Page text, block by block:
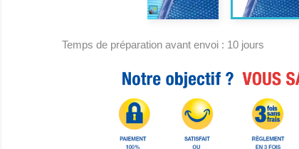
Temps de préparation avant envoi : 10 jours